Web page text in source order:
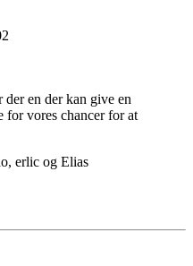
der en der kan give en
for vores chancer for at
erlic og Elias